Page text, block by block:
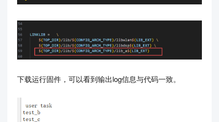
下载运行固件，可以看到输出log信息与代码一致。